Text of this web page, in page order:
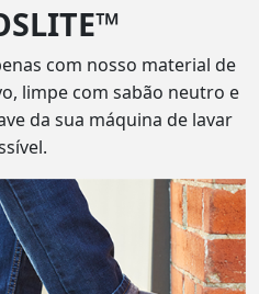
com nosso material de
limpe com sabão neutro e
da sua máquina de lavar